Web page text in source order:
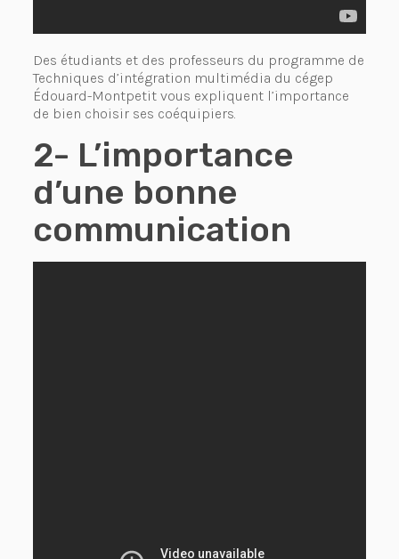
Des étudiants et des professeurs du programme de
Techniques d’intégration multimédia du cégep
Édouard-Montpetit vous expliquent l’importance
de bien choisir ses coéquipiers.
2- L’importance
d’une bonne
communication